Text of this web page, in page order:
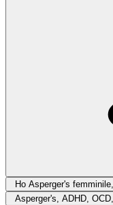
Ho Asperger's
Asperger's, ADHD,